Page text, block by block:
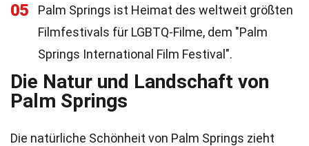
05
Palm Springs ist Heimat des weltweit größten
Filmfestivals für LGBTQ-Filme, dem "Palm
Springs International Film Festival".
Die Natur und Landschaft von
Palm Springs
Die natürliche Schönheit von Palm Springs zieht